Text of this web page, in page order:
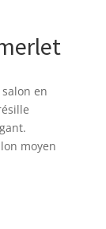
en
moyen